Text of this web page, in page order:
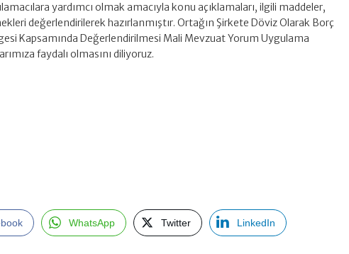
yardımcı olmak amacıyla konu açıklamaları, ilgili maddeler,
değerlendirilerek hazırlanmıştır. Ortağın Şirkete Döviz Olarak Borç
Kapsamında Değerlendirilmesi Mali Mevzuat Yorum Uygulama
faydalı olmasını diliyoruz.
WhatsApp Twitter LinkedIn